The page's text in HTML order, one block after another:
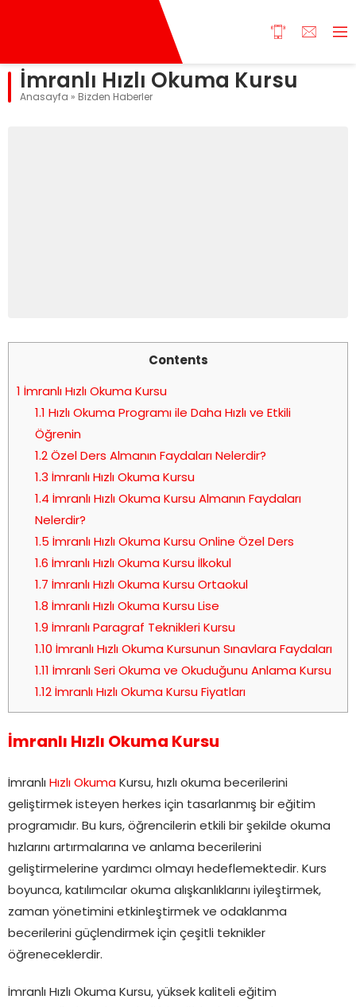
İmranlı Hızlı Okuma Kursu
Anasayfa » Bizden Haberler
Contents
1 İmranlı Hızlı Okuma Kursu
1.1 Hızlı Okuma Programı ile Daha Hızlı ve Etkili
Öğrenin
1.2Özel Ders Almanın Faydaları Nelerdir?
1.3 İmranlı Hızlı Okuma Kursu
1.4 İmranlı Hızlı Okuma Kursu Almanın Faydaları
Nelerdir?
1.5 İmranlı Hızlı Okuma Kursu Online Özel Ders
1.6 İmranlı Hızlı Okuma Kursu İlkokul
1.7 İmranlı Hızlı Okuma Kursu Ortaokul
1.8 İmranlı Hızlı Okuma Kursu Lise
1.9 İmranlı Paragraf Teknikleri Kursu
1.10 İmranlı Hızlı Okuma Kursunun Sınavlara Faydaları
1.11 İmranlı Seri Okuma ve Okuduğunu Anlama Kursu
1.12İmranlı Hızlı Okuma Kursu Fiyatları
İmranlı Hızlı Okuma Kursu
İmranlı Hızlı Okuma Kursu, hızlı okuma becerilerini
geliştirmek isteyen herkes için tasarlanmış bir eğitim
programıdır. Bu kurs, öğrencilerin etkili bir şekilde okuma
hızlarını artırmalarına ve anlama becerilerini
geliştirmelerine yardımcı olmayı hedeflemektedir. Kurs
boyunca, katılımcılar okuma alışkanlıklarını iyileştirmek,
zaman yönetimini etkinleştirmek ve odaklanma
becerilerini güçlendirmek için çeşitli teknikler
öğreneceklerdir.
İmranlı Hızlı Okuma Kursu, yüksek kaliteli eğitim